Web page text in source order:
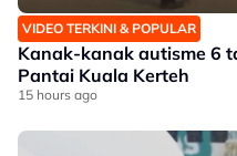
VIDEO TERKINI & POPULAR
Kanak-kanak autisme 6
Pantai Kuala Kerteh
15 hours ago